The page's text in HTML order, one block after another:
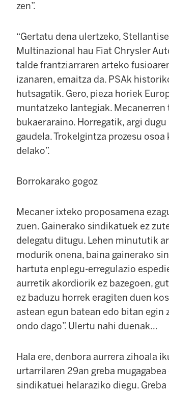
zen”.
“Gertatu dena ulertzeko,
Multinazional hau Fiat Chrysler
talde frantziarraren arteko
izanaren, emaitza da. PSAk
hutsagatik. Gero, pieza horiek
muntatzeko lantegiak.
bukaeraraino. Horregatik, argi
gaudela. Trokelgintza prozesu
delako”.
Borrokarako gogoz
Mecaner ixteko proposamena
zuen. Gainerako sindikatuek ez
delegatu ditugu. Lehen minututik
modurik onena, baina gainerako
hartuta enplegu-erregulazio
aurretik akordiorik ez bazegoen,
ez baduzu horrek eragiten duen
astean egun batean edo bitan egin
ondo dago”. Ulertu nahi duenak…
Hala ere, denbora aurrera zihoala
urtarrilaren 29an greba
sindikatuei helaraziko diegu.